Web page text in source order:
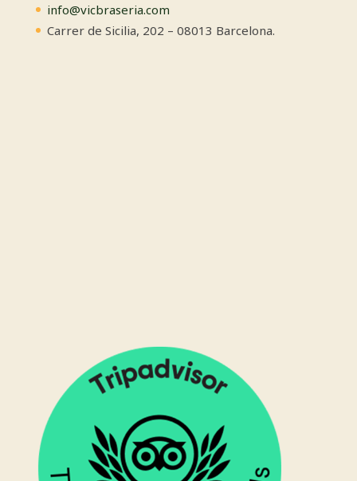
info@vicbraseria.com
Carrer de Sicilia, 202 – 08013 Barcelona.